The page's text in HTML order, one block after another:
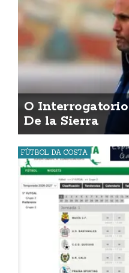
O Interrogatorio
De la Sierra
FÚTBOL DA COSTA